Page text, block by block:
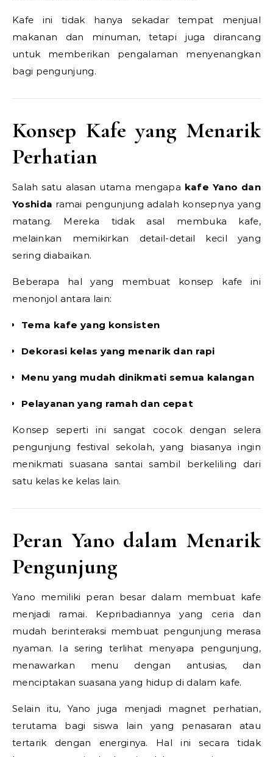
Kafe ini tidak hanya sekadar tempat menjual
makanan dan minuman, tetapi juga dirancang
untuk memberikan pengalaman menyenangkan
bagi pengunjung.
Konsep Kafe yang Menarik
Perhatian
Salah satu alasan utama mengapa kafe Yano dan
Yoshida ramai pengunjung adalah konsepnya yang
matang. Mereka tidak asal membuka kafe,
melainkan memikirkan detail-detail kecil yang
sering diabaikan.
Beberapa hal yang membuat konsep kafe ini
menonjol antara lain:
Tema kafe yang konsisten
Dekorasi kelas yang menarik dan rapi
Menu yang mudah dinikmati semua kalangan
Pelayanan yang ramah dan cepat
Konsep seperti ini sangat cocok dengan selera
pengunjung festival sekolah, yang biasanya ingin
menikmati suasana santai sambil berkeliling dari
satu kelas ke kelas lain.
Peran Yano dalam Menarik
Pengunjung
Yano memiliki peran besar dalam membuat kafe
menjadi ramai. Kepribadiannya yang ceria dan
mudah berinteraksi membuat pengunjung merasa
nyaman. Ia sering terlihat menyapa pengunjung,
menawarkan menu dengan antusias, dan
menciptakan suasana yang hidup di dalam kafe.
Selain itu, Yano juga menjadi magnet perhatian,
terutama bagi siswa lain yang penasaran atau
tertarik dengan energinya. Hal ini secara tidak